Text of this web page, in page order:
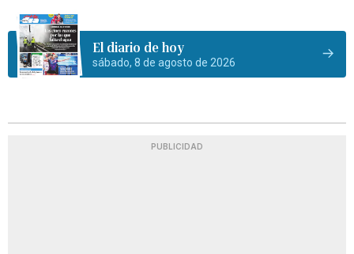
El diario de hoy
sábado, 8 de agosto de 2026
PUBLICIDAD